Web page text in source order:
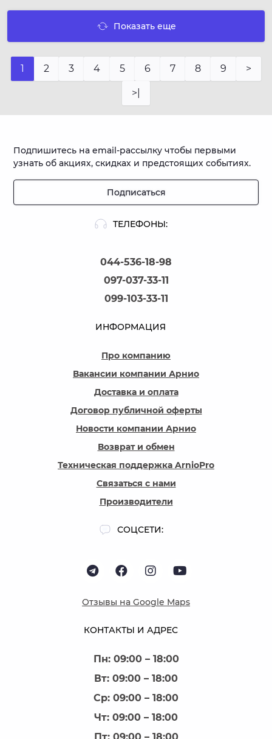
Показать еще
1 2 3 4 5 6 7 8 9 >
>|
ТЕЛЕФОНЫ:
044-536-18-98
097-037-33-11
099-103-33-11
Подпишитесь на email-рассылку чтобы первыми
узнать об акциях, скидках и предстоящих событиях.
Подписаться
КОНТАКТЫ И АДРЕС
Пн: 09:00 – 18:00
Вт: 09:00 – 18:00
Ср: 09:00 – 18:00
Чт: 09:00 – 18:00
ИНФОРМАЦИЯ
Про компанию
Вакансии компании Арнио
Доставка и оплата
Договор публичной оферты
Новости компании Арнио
Возврат и обмен
Техническая поддержка ArnioPro
Связаться с нами
Производители
СОЦСЕТИ:
Отзывы на Google Maps